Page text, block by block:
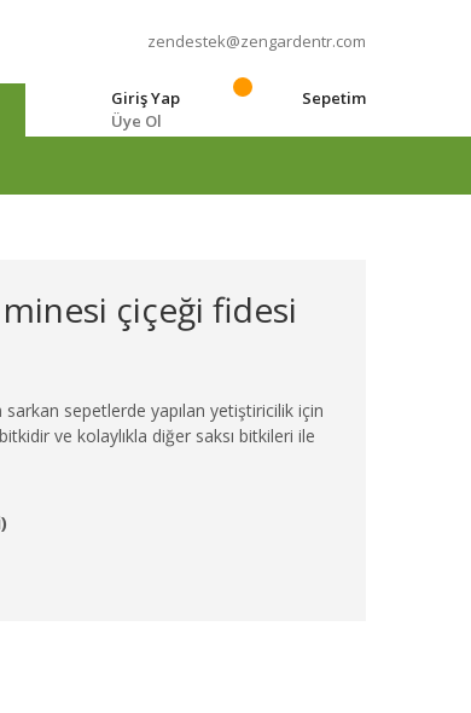
zendestek@zengardentr.com
Giriş Yap
Üye Ol
Sepetim
çiçeği fidesi
sarkan sepetlerde yapılan yetiştiricilik için
ve kolaylıkla diğer saksı bitkileri ile